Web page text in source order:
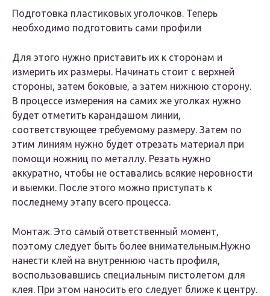
Подготовка пластиковых уголочков. Теперь
необходимо подготовить сами профили
Для этого нужно приставить их к сторонам и
измерить их размеры. Начинать стоит с верхней
стороны, затем боковые, а затем нижнюю сторону.
В процессе измерения на самих же уголках нужно
будет отметить карандашом линии,
соответствующее требуемому размеру. Затем по
этим линиям нужно будет отрезать материал при
помощи ножниц по металлу. Резать нужно
аккуратно, чтобы не оставались всякие неровности
и выемки. После этого можно приступать к
последнему этапу всего процесса.
Монтаж. Это самый ответственный момент,
поэтому следует быть более внимательным.Нужно
нанести клей на внутреннюю часть профиля,
воспользовавшись специальным пистолетом для
клея. При этом наносить его следует ближе к центру.